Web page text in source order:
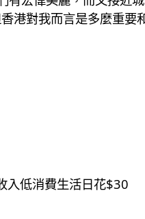
港對我而言是多麼重
入低消費生活日花$30